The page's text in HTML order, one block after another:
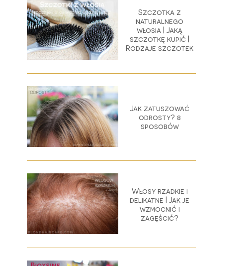
Szczotka z
naturalnego
włosia | Jaką
szczotkę kupić |
Rodzaje szczotek
Jak zatuszować
odrosty? 8
sposobów
Włosy rzadkie i
delikatne | Jak je
wzmocnić i
zagęścić?